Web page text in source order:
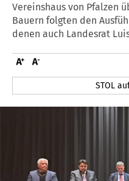
Vereinshaus von Pfalzen
Bauern folgten den
denen auch Landesrat
STOL